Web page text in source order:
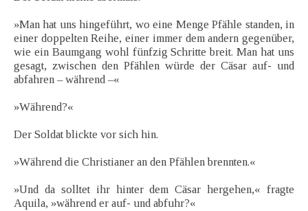
»Man hat uns hingeführt, wo eine Menge Pfähle standen, in
einer doppelten Reihe, einer immer dem andern gegenüber,
wie ein Baumgang wohl fünfzig Schritte breit. Man hat uns
gesagt, zwischen den Pfählen würde der Cäsar auf- und
abfahren – während –«
»Während?«
Der Soldat blickte vor sich hin.
»Während die Christianer an den Pfählen brennten.«
»Und da solltet ihr hinter dem Cäsar hergehen,« fragte
Aquila, »während er auf- und abfuhr?«